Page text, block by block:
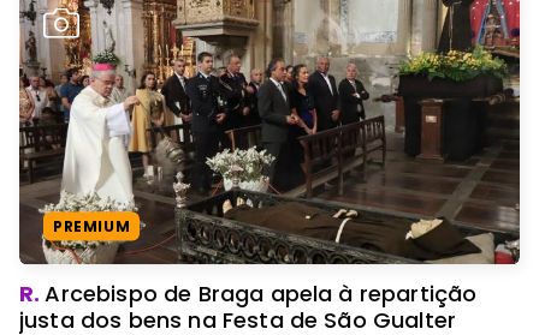
PREMIUM
R.Arcebispo de Braga apela à repartição
justa dos bens na Festa de São Gualter